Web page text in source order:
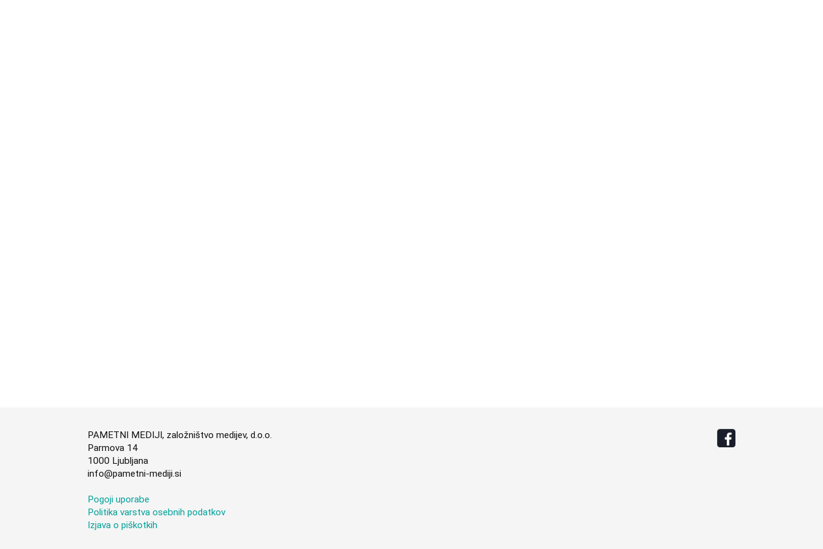
PAMETNI MEDIJI, založništvo medijev, d.o.o.
Parmova 14
1000 Ljubljana
info@pametni-mediji.si
Pogoji uporabe
Politika varstva osebnih podatkov
Izjava o piškotkih